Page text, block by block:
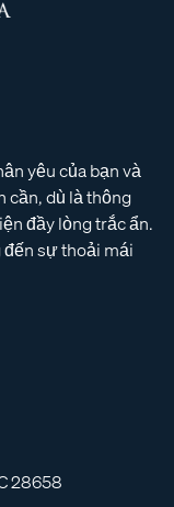
yêu của bạn và
cần, dù là thông
đầy lòng trắc ẩn.
sự thoải mái
28658